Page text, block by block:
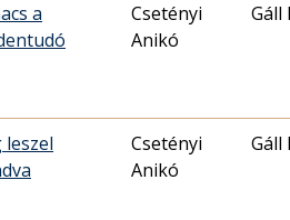
a
Csetényi
Anikó
Gáll
leszel
Csetényi
Anikó
Gáll